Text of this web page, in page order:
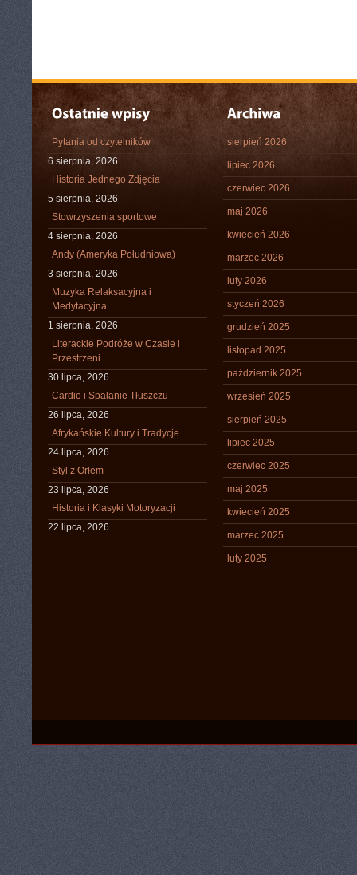
Pytania od czytelników
6 sierpnia, 2026
Historia Jednego Zdjęcia
5 sierpnia, 2026
Stowrzyszenia sportowe
4 sierpnia, 2026
Andy (Ameryka Południowa)
3 sierpnia, 2026
Muzyka Relaksacyjna i
Medytacyjna
1 sierpnia, 2026
Literackie Podróże w Czasie i
Przestrzeni
30 lipca, 2026
Cardio i Spalanie Tłuszczu
26 lipca, 2026
Afrykańskie Kultury i Tradycje
24 lipca, 2026
Styl z Orłem
23 lipca, 2026
Historia i Klasyki Motoryzacji
22 lipca, 2026
sierpień 2026
lipiec 2026
czerwiec 2026
maj 2026
kwiecień 2026
marzec 2026
luty 2026
styczeń 2026
grudzień 2025
listopad 2025
październik 2025
wrzesień 2025
sierpień 2025
lipiec 2025
czerwiec 2025
maj 2025
kwiecień 2025
marzec 2025
luty 2025